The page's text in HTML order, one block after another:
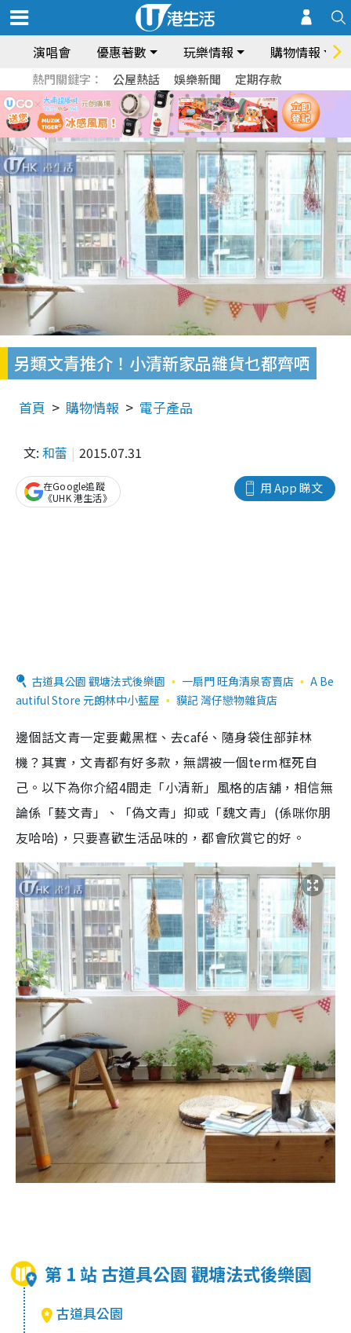
演唱會 優惠著數 玩樂情報 購物情報
熱門關鍵字： 公屋熱話 娛樂新聞 定期存款
另類文青推介！小清新家品雜貨乜都齊哂
首頁 購物情報 電子產品
文: 和蕾 2015.07.31
用 App 睇文
在Google追蹤
《UHK 港生活》
古道具公園 觀塘法式後樂園 一扇門 旺角清泉寄賣店
A Be
autiful Store 元朗林中小藍屋
貘記 灣仔戀物雜貨店
邊個話文青一定要戴黑框、去café、隨身袋住部菲林
機？其實，文青都有好多款，無謂被一個term框死自
己。以下為你介紹4間走「小清新」風格的店舖，相信無
論係「藝文青」、「偽文青」抑或「魏文青」(係咪你朋
友哈哈)，只要喜歡生活品味的，都會欣賞它的好。
第 1 站 古道具公園 觀塘法式後樂園
古道具公園